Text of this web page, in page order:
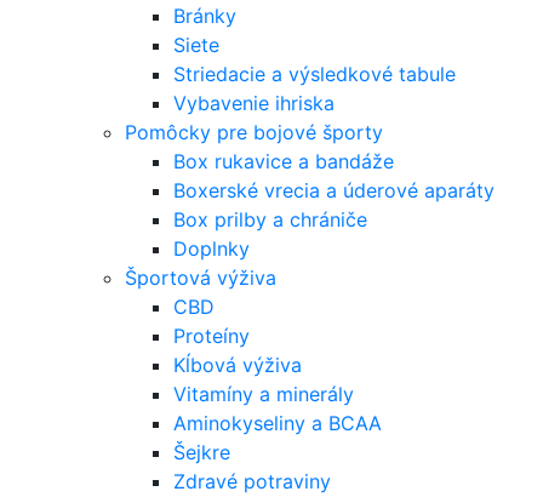
Bránky
Siete
Striedacie a výsledkové tabule
Vybavenie ihriska
Pomôcky pre bojové športy
Box rukavice a bandáže
Boxerské vrecia a úderové aparáty
Box prilby a chrániče
Doplnky
Športová výživa
CBD
Proteíny
Kĺbová výživa
Vitamíny a minerály
Aminokyseliny a BCAA
Šejkre
Zdravé potraviny